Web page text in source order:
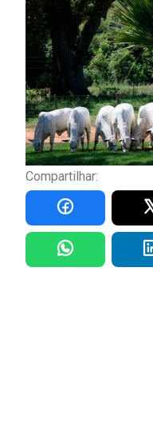
Compartilhar: